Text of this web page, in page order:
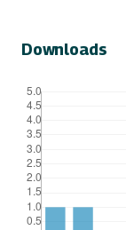
Downloads